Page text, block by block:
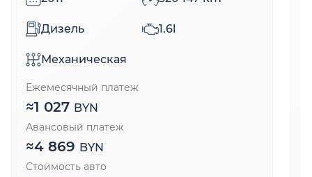
Дизель 1.6l
Механическая
Ежемесячный платеж
≈1 027 BYN
Авансовый платеж
≈4 869 BYN
Стоимость авто